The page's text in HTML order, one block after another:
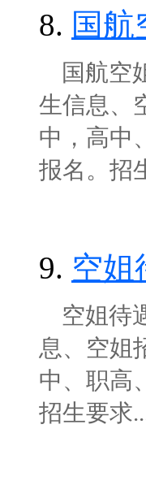
8. 国航
国航空
生信息、
中，高中
报名。招
9. 空姐
空姐待
息、空姐
中、职高
招生要求